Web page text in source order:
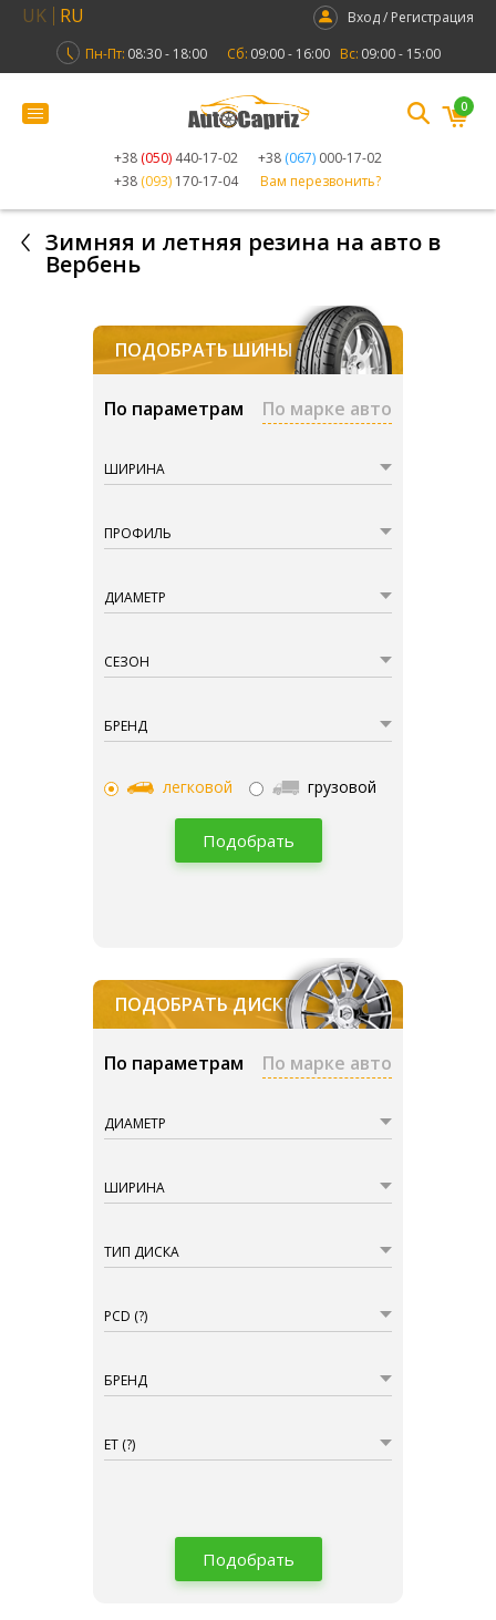
UK RU
Вход / Регистрация
Пн-Пт: 08:30 - 18:00 Сб: 09:00 - 16:00 Вс: 09:00 - 15:00
+38 (050) 440-17-02 +38 (067) 000-17-02
+38 (093) 170-17-04 Вам перезвонить?
0
Зимняя и летняя резина на авто в
Вербень
ПОДОБРАТЬ ШИНЫ
По параметрам По марке авто
ШИРИНА
ПРОФИЛЬ
ДИАМЕТР
СЕЗОН
БРЕНД
легковой грузовой
Подобрать
ПОДОБРАТЬ ДИСКИ
По параметрам По марке авто
ДИАМЕТР
ШИРИНА
ТИП ДИСКА
PCD (?)
БРЕНД
ET (?)
Подобрать